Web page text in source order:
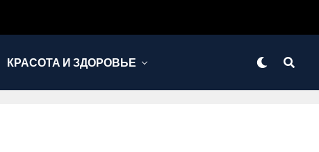
КРАСОТА И ЗДОРОВЬЕ